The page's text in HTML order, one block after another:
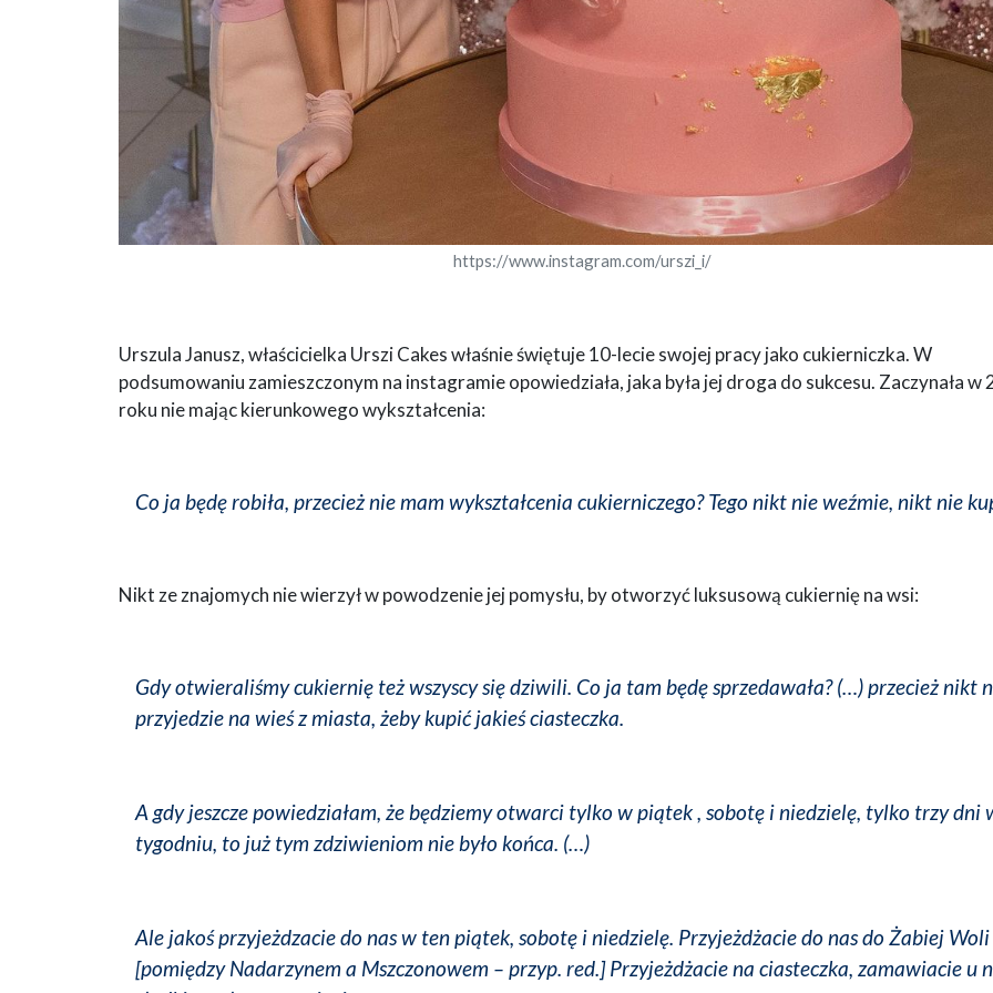
https://www.instagram.com/urszi_i/
Urszula Janusz, właścicielka Urszi Cakes właśnie świętuje 10-lecie swojej pracy jako cukierniczka. W
podsumowaniu zamieszczonym na instagramie opowiedziała, jaka była jej droga do sukcesu. Zaczynała w
roku nie mając kierunkowego wykształcenia:
Co ja będę robiła, przecież nie mam wykształcenia cukierniczego? Tego nikt nie weźmie, nikt nie
Nikt ze znajomych nie wierzył w powodzenie jej pomysłu, by otworzyć luksusową cukiernię na wsi:
Gdy otwieraliśmy cukiernię też wszyscy się dziwili. Co ja tam będę sprzedawała? (…) przecież nikt
przyjedzie na wieś z miasta, żeby kupić jakieś ciasteczka.
A gdy jeszcze powiedziałam, że będziemy otwarci tylko w piątek , sobotę i niedzielę, tylko trzy dni
tygodniu, to już tym zdziwieniom nie było końca. (…)
Ale jakoś przyjeżdzacie do nas w ten piątek, sobotę i niedzielę. Przyjeżdżacie do nas do Żabiej Woli
[pomiędzy Nadarzynem a Mszczonowem – przyp. red.] Przyjeżdżacie na ciasteczka, zamawiacie u